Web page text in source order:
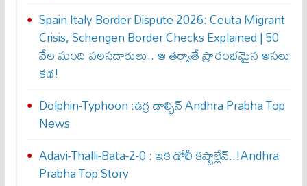
Spain Italy Border Dispute 2026: Ceuta Migrant
Crisis, Schengen Border Checks Explained | 50
వేల మంది వలసదారులు.. ఆ తర్వాతే ప్రారంభ‌మైన అసలు
కథ!
Dolphin-Typhoon :ఉగ్ర డాల్ఫిన్ Andhra Prabha Top
News
Adavi-Thalli-Bata-2-0 : ఇక డోలీ క‌ష్టాల్లేవ్..!Andhra
Prabha Top Story